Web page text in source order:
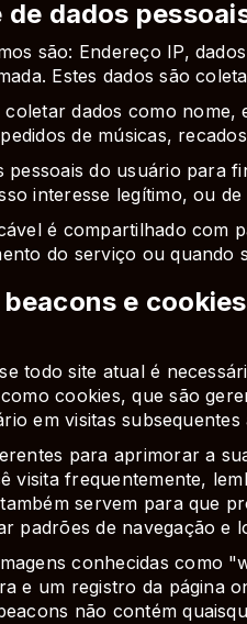
dados
são: Endereço IP,
Estes dados são
dados como
de músicas,
do usuário para
interesse legítimo, ou
é compartilhado com
do serviço ou quando
e cookies
todo site atual é
cookies, que são
em visitas
para aprimorar a
visita frequentemente,
servem para que
padrões de navegação e
conhecidas como
e um registro da página
não contém